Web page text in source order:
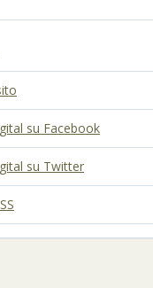
su Facebook
su Twitter